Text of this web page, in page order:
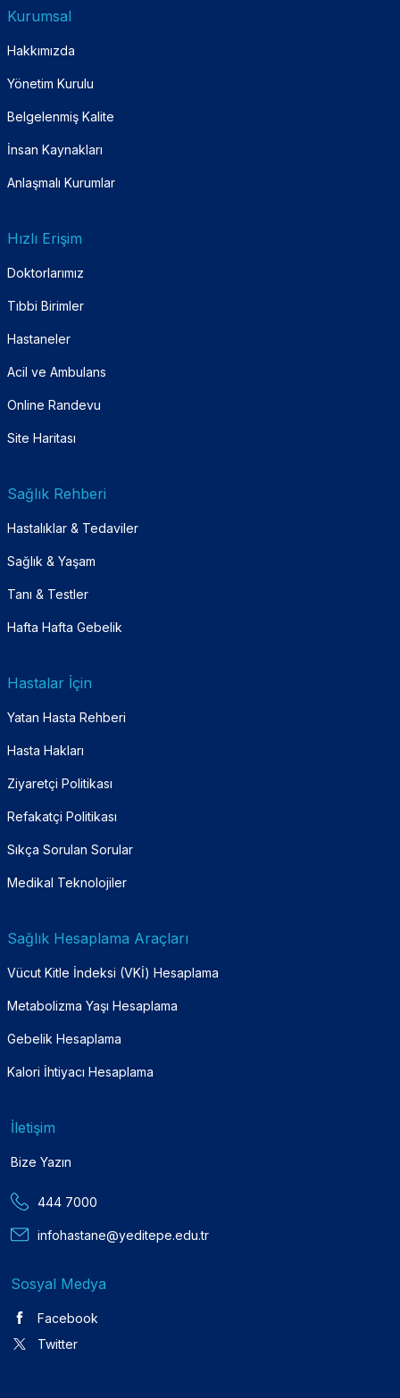
Kurumsal
Hakkımızda
Yönetim Kurulu
Belgelenmiş Kalite
İnsan Kaynakları
Anlaşmalı Kurumlar
Hızlı Erişim
Doktorlarımız
Tıbbi Birimler
Hastaneler
Acil ve Ambulans
Online Randevu
Site Haritası
Sağlık Rehberi
Hastalıklar & Tedaviler
Sağlık & Yaşam
Tanı & Testler
Hafta Hafta Gebelik
Hastalar İçin
Yatan Hasta Rehberi
Hasta Hakları
Ziyaretçi Politikası
Refakatçi Politikası
Sıkça Sorulan Sorular
Medikal Teknolojiler
Sağlık Hesaplama Araçları
Vücut Kitle İndeksi (VKİ) Hesaplama
Metabolizma Yaşı Hesaplama
Gebelik Hesaplama
Kalori İhtiyacı Hesaplama
İletişim
Bize Yazın
444 7000
infohastane@yeditepe.edu.tr
Sosyal Medya
Facebook
Twitter